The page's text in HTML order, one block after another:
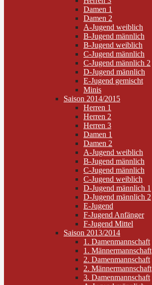
Damen 1
Damen 2
A-Jugend weiblich
B-Jugend männlich
B-Jugend weiblich
C-Jugend männlich
C-Jugend männlich 2
D-Jugend männlich
E-Jugend gemischt
Minis
Saison 2014/2015
Herren 1
Herren 2
Herren 3
Damen 1
Damen 2
A-Jugend weiblich
B-Jugend männlich
C-Jugend männlich
C-Jugend weiblich
D-Jugend männlich 1
D-Jugend männlich 2
E-Jugend
F-Jugend Anfänger
F-Jugend Mittel
Saison 2013/2014
1. Damenmannschaft
1. Männermannschaft
2. Damenmannschaft
2. Männermannschaft
3. Damenmannschaft